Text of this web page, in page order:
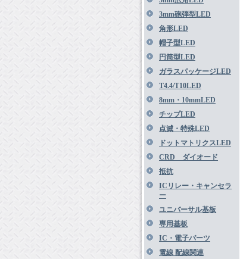
3mm砲弾型LED
角形LED
帽子型LED
円筒型LED
ガラスパッケージLED
T4.4/T10LED
8mm・10mmLED
チップLED
点滅・特殊LED
ドットマトリクスLED
CRD ダイオード
抵抗
ICリレー・キャンセラ
ー
ユニバーサル基板
専用基板
IC・電子パーツ
電線 配線関連